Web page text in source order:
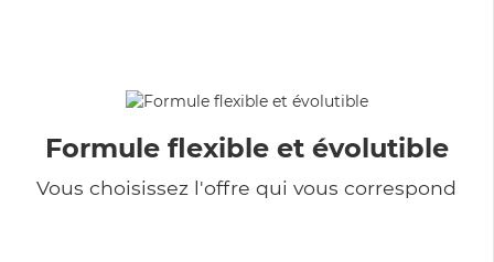
Formule flexible et évolutible
Vous choisissez l'offre qui vous correspond